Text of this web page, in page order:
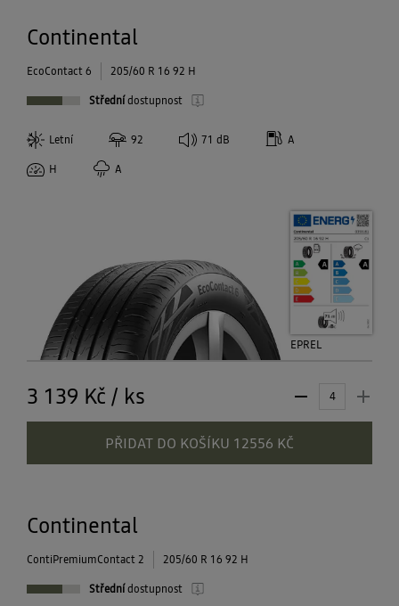
Continental
EcoContact 6 205/60 R 16 92 H
Střednídostupnost
Letní 92 71 dB A
H A
EPREL
3 139 Kč / ks
PŘIDAT DO KOŠÍKU 12556 KČ
Continental
ContiPremiumContact 2 205/60 R 16 92 H
Střednídostupnost